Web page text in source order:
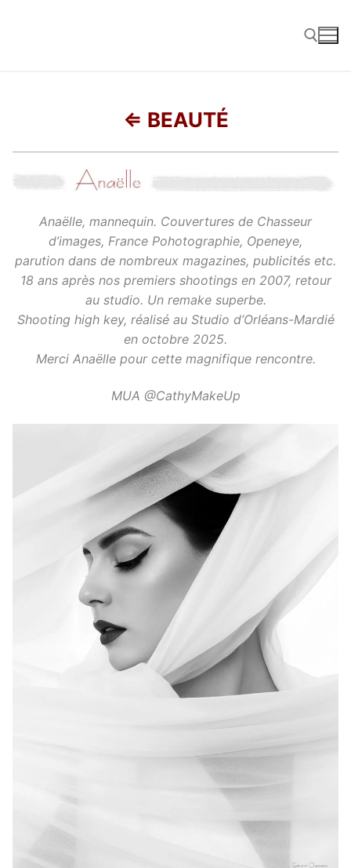
⇐ BEAUTÉ
Anaëlle, mannequin. Couvertures de Chasseur
d’images, France Pohotographie, Openeye,
parution dans de nombreux magazines, publicités etc.
18 ans après nos premiers shootings en 2007, retour
au studio. Un remake superbe.
Shooting high key, réalisé au Studio d’Orléans-Mardié
en octobre 2025.
Merci Anaëlle pour cette magnifique rencontre.
MUA @CathyMakeUp